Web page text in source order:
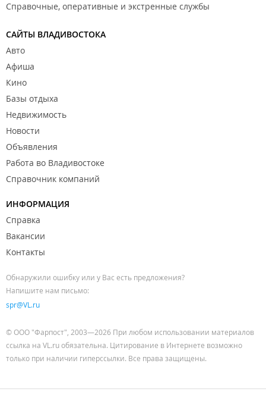
Справочные, оперативные и экстренные службы
САЙТЫ ВЛАДИВОСТОКА
Авто
Афиша
Кино
Базы отдыха
Недвижимость
Новости
Объявления
Работа во Владивостоке
Справочник компаний
ИНФОРМАЦИЯ
Справка
Вакансии
Контакты
Обнаружили ошибку или у Вас есть предложения?
Напишите нам письмо:
spr@VL.ru
© ООО "Фарпост", 2003—2026 При любом использовании материалов
ссылка на VL.ru обязательна. Цитирование в Интернете возможно
только при наличии гиперссылки. Все права защищены.